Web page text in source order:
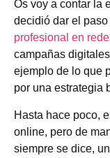
Os voy a contar la
decidió dar el
profesional en
campañas
ejemplo de lo que
por una estrategia
Hasta hace poco,
online, pero de
siempre se dice,